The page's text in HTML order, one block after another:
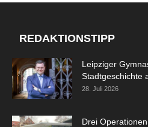
REDAKTIONSTIPP
Leipziger
Stadtgeschichte
28. Juli 2026
Drei